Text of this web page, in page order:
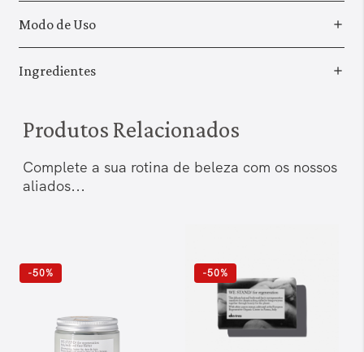
Modo de Uso
Ingredientes
Produtos Relacionados
Complete a sua rotina de beleza com os nossos
aliados...
-50% -50%